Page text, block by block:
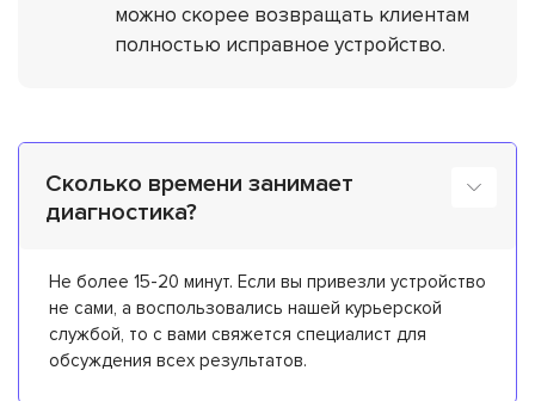
можно скорее возвращать клиентам
полностью исправное устройство.
Сколько времени занимает
диагностика?
Не более 15-20 минут. Если вы привезли устройство
не сами, а воспользовались нашей курьерской
службой, то с вами свяжется специалист для
обсуждения всех результатов.